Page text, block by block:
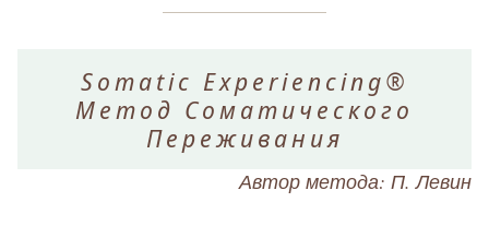
Somatic Experiencing®
Метод Соматического
Переживания
Автор метода: П. Левин